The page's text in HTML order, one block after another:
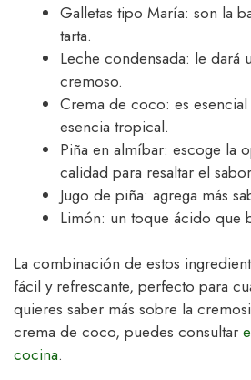
Galletas tipo María: son la
tarta.
Leche condensada: le dará
cremoso.
Crema de coco: es esencial
esencia tropical.
Piña en almíbar: escoge la
calidad para resaltar el
Jugo de piña: agrega más
Limón: un toque ácido que
La combinación de estos
fácil y refrescante, perfecto para
quieres saber más sobre la
crema de coco, puedes consultar
cocina.